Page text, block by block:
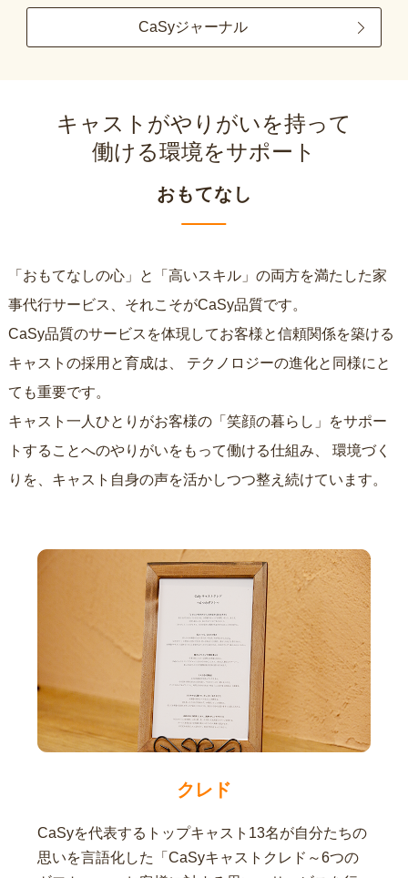
CaSyジャーナル
キャストがやりがいを持って
働ける環境をサポート
おもてなし
「おもてなしの心」と「高いスキル」の両方を満たした家
事代行サービス、それこそがCaSy品質です。
CaSy品質のサービスを体現してお客様と信頼関係を築ける
キャストの採用と育成は、
ても重要です。
キャスト一人ひとりがお客様の「笑顔の暮らし」をサポー
トすることへのやりがいをもって働ける仕組み、
りを、キャスト自身の声を活かしつつ整え続けています。
クレド
CaSyを代表するトップキャスト13名が自分たちの
思いを言語化した「CaSyキャストクレド～6つの